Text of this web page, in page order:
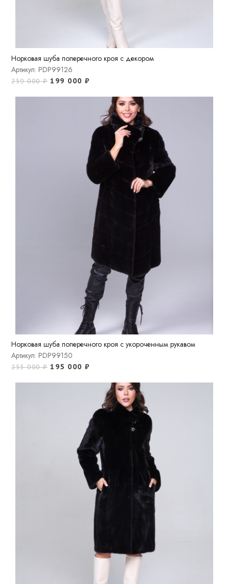
Норковая шуба поперечного кроя с декором
Артикул: PDP99126
259 000₽ 199 000₽
Норковая шуба поперечного кроя с укороченным рукавом
Артикул: PDP99150
255 000₽ 195 000₽